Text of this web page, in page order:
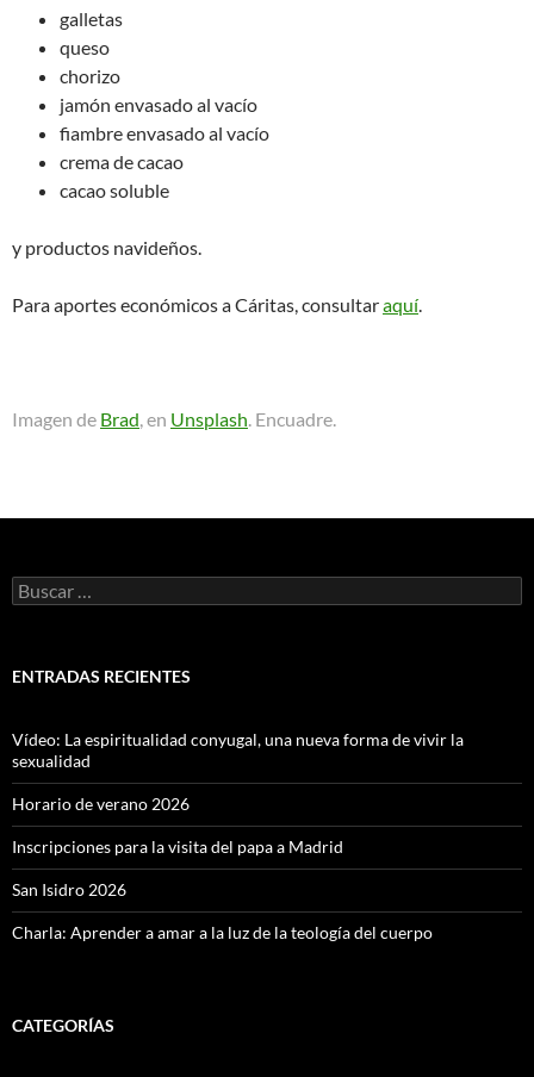
galletas
queso
chorizo
jamón envasado al vacío
fiambre envasado al vacío
crema de cacao
cacao soluble
y productos navideños.
Para aportes económicos a Cáritas, consultaraquí.
Imagen de Brad, en Unsplash. Encuadre.
Buscar:
ENTRADAS RECIENTES
Vídeo: La espiritualidad conyugal, una nueva forma de vivir la
sexualidad
Horario de verano 2026
Inscripciones para la visita del papa a Madrid
San Isidro 2026
Charla: Aprender a amar a la luz de la teología del cuerpo
CATEGORÍAS